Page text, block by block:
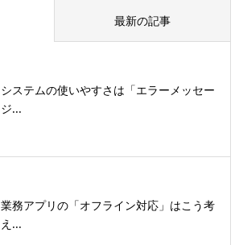
最新の記事
システムの使いやすさは「エラーメッセー
ジ...
業務アプリの「オフライン対応」はこう考
え...